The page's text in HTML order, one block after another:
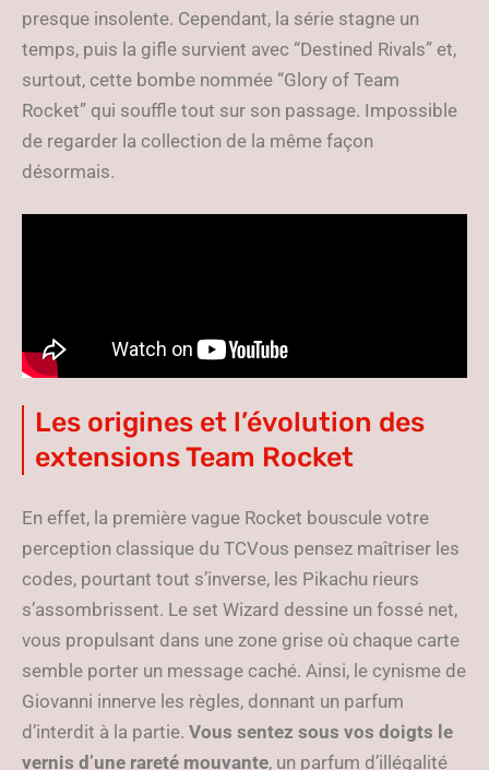
presque insolente. Cependant, la série stagne un
temps, puis la gifle survient avec “Destined Rivals” et,
surtout, cette bombe nommée “Glory of Team
Rocket” qui souffle tout sur son passage. Impossible
de regarder la collection de la même façon
désormais.
Les origines et l’évolution des
extensions Team Rocket
En effet, la première vague Rocket bouscule votre
perception classique du TCVous pensez maîtriser les
codes, pourtant tout s’inverse, les Pikachu rieurs
s’assombrissent. Le set Wizard dessine un fossé net,
vous propulsant dans une zone grise où chaque carte
semble porter un message caché. Ainsi, le cynisme de
Giovanni innerve les règles, donnant un parfum
d’interdit à la partie. Vous sentez sous vos doigts le
vernis d’une rareté mouvante, un parfum d’illégalité